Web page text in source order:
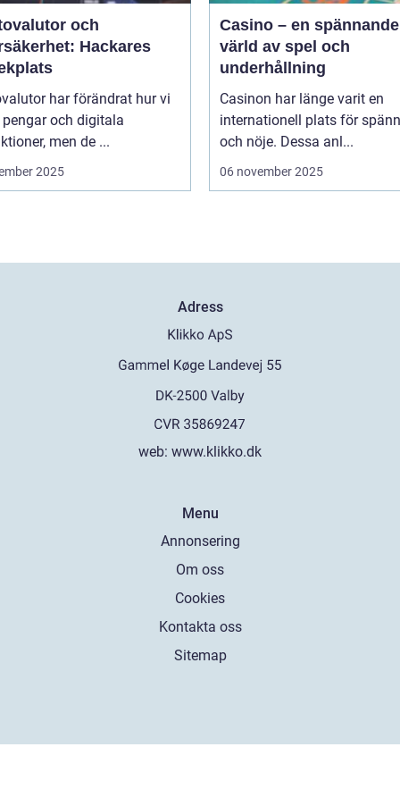
och
Hackares
har förändrat hur vi
pengar och digitala
men de ...
2025
Casino – en spännande
värld av spel och
underhållning
Casinon har länge varit en
internationell plats för
och nöje. Dessa anl...
06 november 2025
Adress
web: www.klikko.dk
Menu
Annonsering
Om oss
Cookies
Kontakta oss
Sitemap